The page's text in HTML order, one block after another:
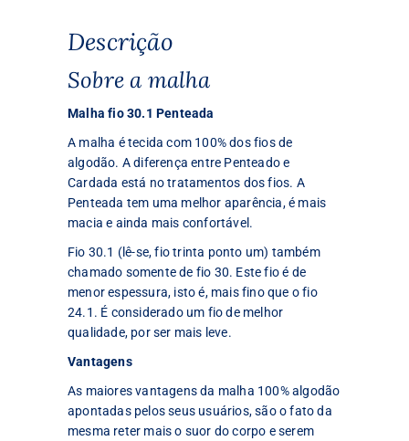
Descrição
Sobre a malha
Malha fio 30.1 Penteada
A malha é tecida com 100% dos fios de
algodão. A diferença entre Penteado e
Cardada está no tratamentos dos fios. A
Penteada tem uma melhor aparência, é mais
macia e ainda mais confortável.
Fio 30.1 (lê-se, fio trinta ponto um) também
chamado somente de fio 30. Este fio é de
menor espessura, isto é, mais fino que o fio
24.1. É considerado um fio de melhor
qualidade, por ser mais leve.
Vantagens
As maiores vantagens da malha 100% algodão
apontadas pelos seus usuários, são o fato da
mesma reter mais o suor do corpo e serem